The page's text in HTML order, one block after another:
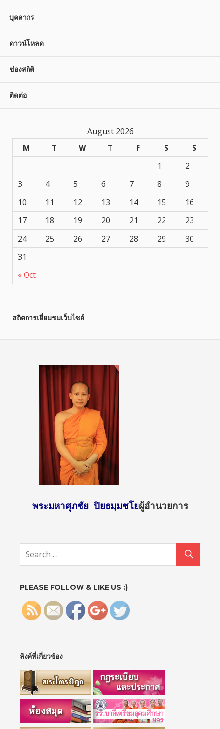
บุคลากร
ดาวน์โหลด
ช่องสถิติ
ติดต่อ
August 2026
M
T W T F S S
« Oct
1
2
3
4 5 6 7 8
9
10
11 12 13 14 15
16
17
18 19 20 21 22
23
24
25 26 27 28 29
30
31
สถิตการเยี่ยมชมเว็บไซต์
พระมหาศุภชัย ปิยธมฺมชโยผู้อำนวยการ
PLEASE FOLLOW & LIKE US :)
http://sun
ac.th/?
p=120">
ลิงค์ที่เกี่ยวข้อง